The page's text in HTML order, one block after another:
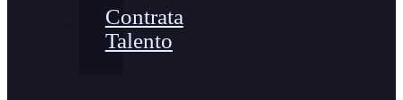
Contrata
Talento